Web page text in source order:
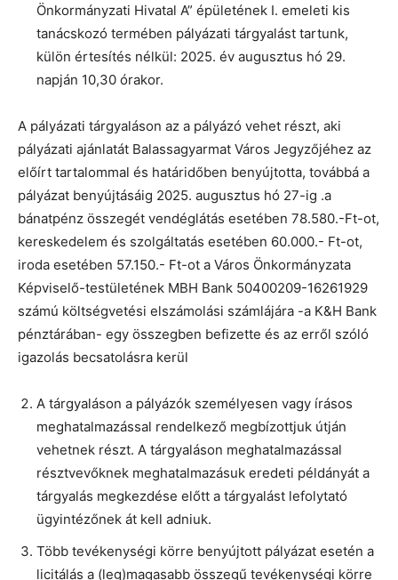
Önkormányzati Hivatal A” épületének I. emeleti kis
tanácskozó termében pályázati tárgyalást tartunk,
külön értesítés nélkül: 2025. év augusztus hó 29.
napján 10,30 órakor.
A pályázati tárgyaláson az a pályázó vehet részt, aki
pályázati ajánlatát Balassagyarmat Város Jegyzőjéhez az
előírt tartalommal és határidőben benyújtotta, továbbá a
pályázat benyújtásáig 2025. augusztus hó 27-ig .a
bánatpénz összegét vendéglátás esetében 78.580.-Ft-ot,
kereskedelem és szolgáltatás esetében 60.000.- Ft-ot,
iroda esetében 57.150.- Ft-ot a Város Önkormányzata
Képviselő-testületének MBH Bank 50400209-16261929
számú költségvetési elszámolási számlájára -a K&H Bank
pénztárában- egy összegben befizette és az erről szóló
igazolás becsatolásra kerül
A tárgyaláson a pályázók személyesen vagy írásos
meghatalmazással rendelkező megbízottjuk útján
vehetnek részt. A tárgyaláson meghatalmazással
résztvevőknek meghatalmazásuk eredeti példányát a
tárgyalás megkezdése előtt a tárgyalást lefolytató
ügyintézőnek át kell adniuk.
Több tevékenységi körre benyújtott pályázat esetén a
licitálás a (leg)magasabb összegű tevékenységi körre